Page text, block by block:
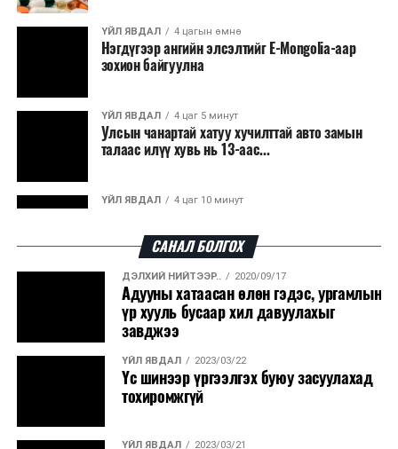
ҮЙЛ ЯВДАЛ 4 цагын өмнө
Нэгдүгээр ангийн элсэлтийг E-Mongolia-аар
зохион байгуулна
ҮЙЛ ЯВДАЛ 4 цаг 5 минут
Улсын чанартай хатуу хучилттай авто замын
талаас илүү хувь нь 13-аас...
ҮЙЛ ЯВДАЛ 4 цаг 10 минут
хэмнэлтийн горимд шилжинэ
ХЭН ЮУ ХЭЛЭВ...
Шатахууны импортын гаалийн албан татварыг
2027 оны хоёрдугаар сарын ...
ҮЙЛ ЯВДАЛ
Нөөцийн махны хяналтын тогтолцоог
шинэчилнэ
САНАЛ БОЛГОХ
ДЭЛХИЙ НИЙТЭЭР.. 2020/09/17
Адууны хатаасан өлөн гэдэс, ургамлын
үр хууль бусаар хил давуулахыг
завджээ
ҮЙЛ ЯВДАЛ 2023/03/22
Үс шинээр үргээлгэх буюу засуулахад
тохиромжгүй
ҮЙЛ ЯВДАЛ 2023/03/21